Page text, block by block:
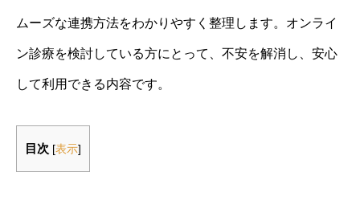
ムーズな連携方法をわかりやすく整理します。オンライ
ン診療を検討している方にとって、不安を解消し、安心
して利用できる内容です。
目次 [表示]